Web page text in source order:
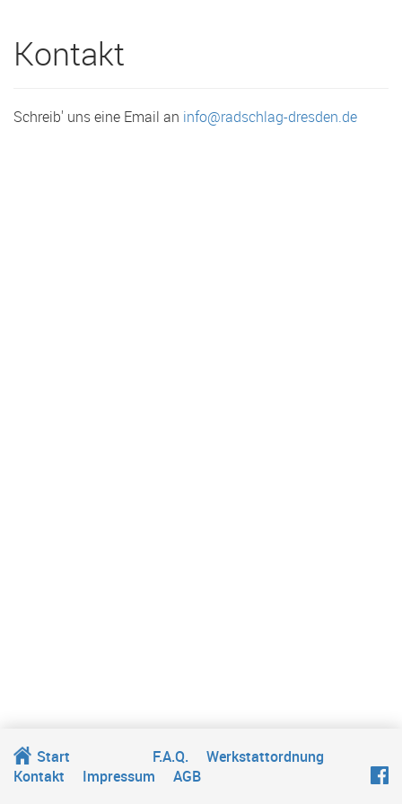
Kontakt
Schreib' uns eine Email an info@radschlag-dresden.de
Start F.A.Q.
Werkstattordnung
Kontakt
Impressum AGB